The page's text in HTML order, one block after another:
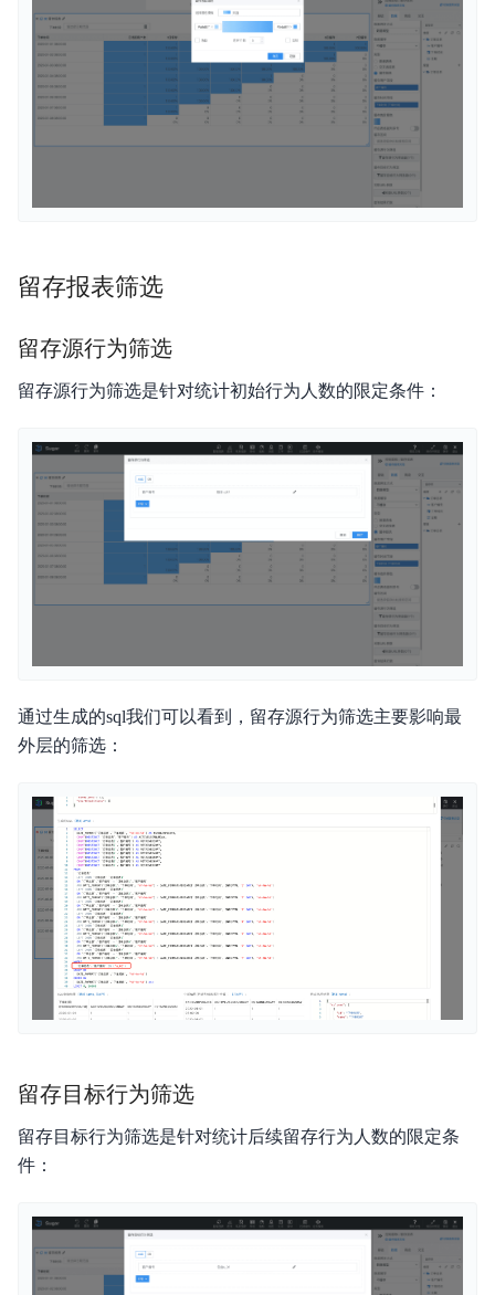
留存报表筛选
留存源行为筛选
留存源行为筛选是针对统计初始行为人数的限定条件：
通过生成的sql我们可以看到，留存源行为筛选主要影响最
外层的筛选：
留存目标行为筛选
留存目标行为筛选是针对统计后续留存行为人数的限定条
件：